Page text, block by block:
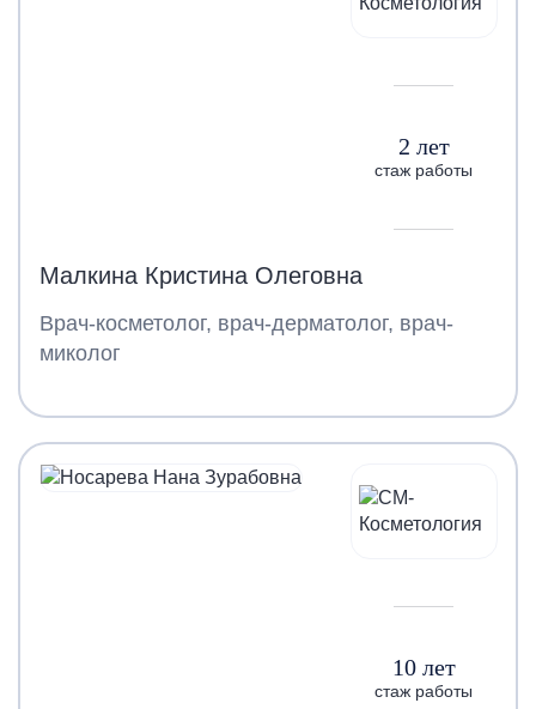
2 лет
стаж работы
Малкина Кристина Олеговна
Врач-косметолог, врач-дерматолог, врач-
миколог
10 лет
стаж работы